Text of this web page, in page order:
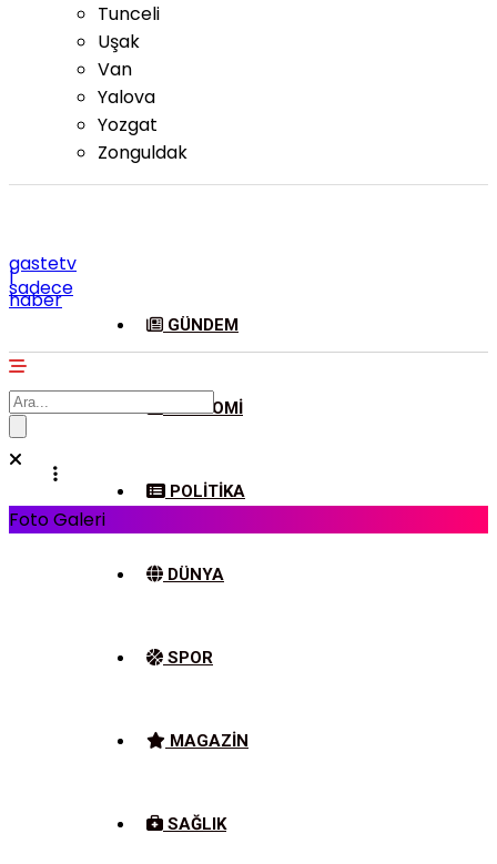
Tunceli
Uşak
Van
Yalova
Yozgat
Zonguldak
gastetv
|
sadece
haber
GÜNDEM
EKONOMI
POLITIKA
DÜNYA
SPOR
MAGAZIN
SAĞLIK
Foto Galeri